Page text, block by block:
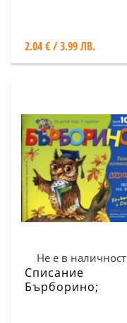
2.04 € / 3.99 ЛВ.
Не е в наличност
Списание
Бърборино;